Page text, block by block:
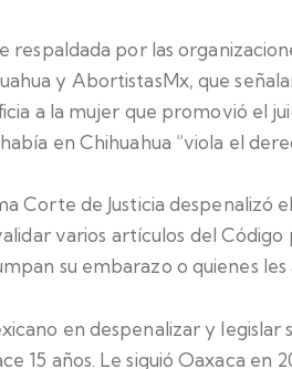
respaldada por las
y AbortistasMx, que
a la mujer que promovió el
en Chihuahua “viola el
Corte de Justicia despenalizó
varios artículos del
su embarazo o quienes
en despenalizar y
15 años. Le siguió Oaxaca en